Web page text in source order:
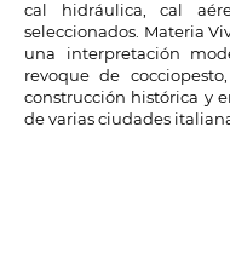
cal hidráulica, cal
seleccionados. Materia
una interpretación
revoque de
construcción histórica y
de varias ciudades